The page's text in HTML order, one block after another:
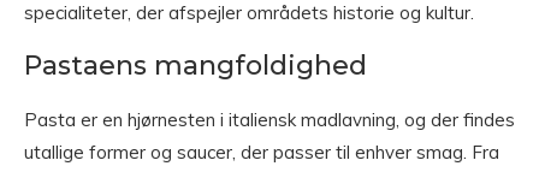
specialiteter, der afspejler områdets historie og kultur.
Pastaens mangfoldighed
Pasta er en hjørnesten i italiensk madlavning, og der findes
utallige former og saucer, der passer til enhver smag. Fra